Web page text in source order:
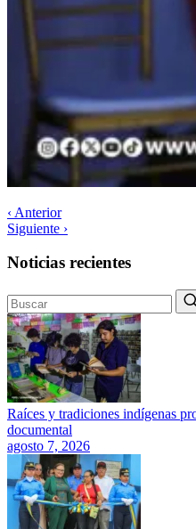
‹ Anterior
Siguiente ›
Noticias recientes
Raíces y tradiciones indígenas
documental
agosto 7, 2026